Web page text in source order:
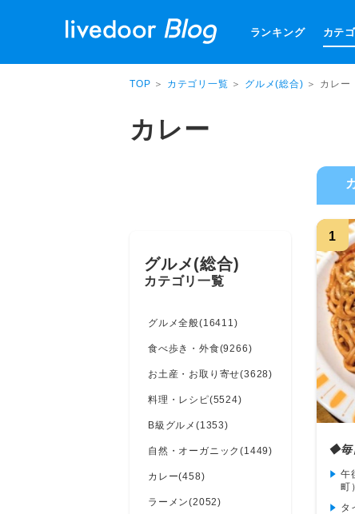
ランキング カテ
TOP ＞ カテゴリ一覧 ＞ グルメ(総合) ＞ カレー
カレー
グルメ(総合)
カテゴリ一覧
グルメ全般(16411)
食べ歩き・外食(9266)
お土産・お取り寄せ(3628)
料理・レシピ(5524)
B級グルメ(1353)
自然・オーガニック(1449)
カレー(458)
ラーメン(2052)
1
◆毎
午
町
タ